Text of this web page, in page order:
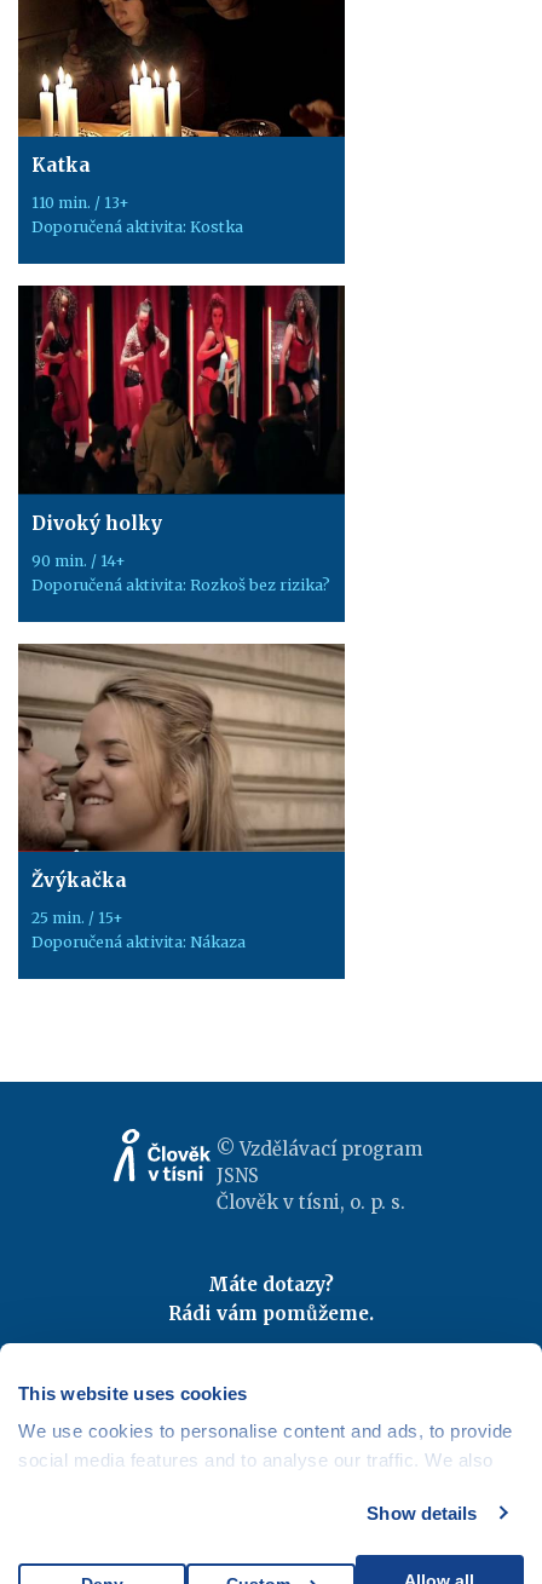
This website uses cookies
We use cookies to personalise content and ads, to provide
social media features and to analyse our traffic. We also
media, advertising and analytics partners who may
them or that they’ve collected from your use of their
Show details
Allow all
Katka
110 min. / 13+
Doporučená aktivita: Kostka
Divoký holky
90 min. / 14+
Doporučená aktivita: Rozkoš bez rizika?
Žvýkačka
25 min. / 15+
Doporučená aktivita: Nákaza
© Vzdělávací program
JSNS
Člověk v tísni, o. p. s.
Máte dotazy?
Rádi vám pomůžeme.
Odebírejte newslettery
Mapa webu |Kariéra
Osobní údaje|Cookies